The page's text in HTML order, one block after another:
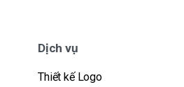
Dịch vụ
Thiết kế Logo